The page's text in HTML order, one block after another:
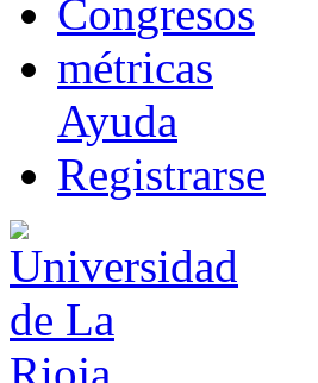
Congresos
métricas
Ayuda
Registrarse